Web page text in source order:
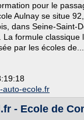
pour le
Aulnay se situe
dans Seine-Saint-
La formule classique
par les écoles de...
auto-ecole.fr
- Ecole de